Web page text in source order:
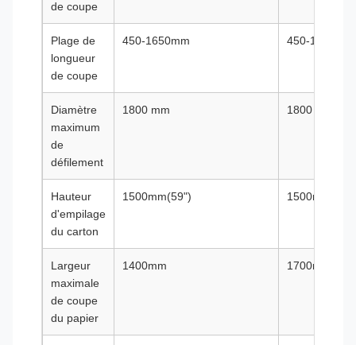
de coupe
Plage de
longueur
de coupe
450-1650mm 450-1650mm
Diamètre
maximum
de
défilement
1800 mm 1800 mm
Hauteur
d'empilage
du carton
1500mm(59") 1500mm(59")
Largeur
maximale
de coupe
du papier
1400mm 1700mm